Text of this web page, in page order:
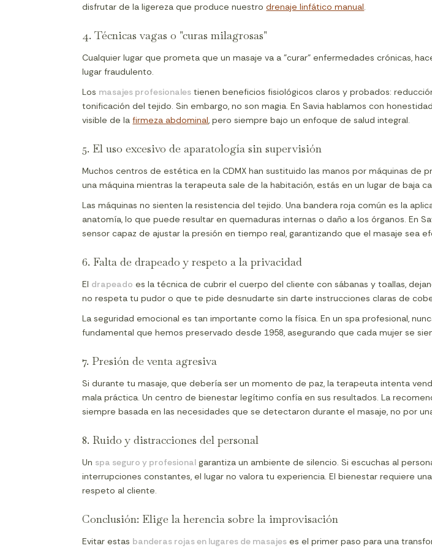
disfrutar de la ligereza que produce nuestrodrenaje linfático manual.
4. Técnicas vagas o "curas milagrosas"
Cualquier lugar que prometa que un masaje va a "curar" enfermedades crónicas,
lugar fraudulento.
Los masajes profesionales tienen beneficios fisiológicos claros y probados:
tonificación del tejido. Sin embargo, no son magia. En Savia hablamos con
visible de lafirmeza abdominal, pero siempre bajo un enfoque de salud integral.
5. El uso excesivo de aparatología sin supervisión
Muchos centros de estética en la CDMX han sustituido las manos por máquinas de
una máquina mientras la terapeuta sale de la habitación, estás en un lugar de baja
Las máquinas no sienten la resistencia del tejido. Una bandera roja común es la
anatomía, lo que puede resultar en quemaduras internas o daño a los órganos. En
sensor capaz de ajustar la presión en tiempo real, garantizando que el masaje sea
6. Falta de drapeado y respeto a la privacidad
El drapeado es la técnica de cubrir el cuerpo del cliente con sábanas y toallas,
no respeta tu pudor o que te pide desnudarte sin darte instrucciones claras de
La seguridad emocional es tan importante como la física. En un spa profesional,
fundamental que hemos preservado desde 1958, asegurando que cada mujer se
7. Presión de venta agresiva
Si durante tu masaje, que debería ser un momento de paz, la terapeuta intenta
mala práctica. Un centro de bienestar legítimo confía en sus resultados. La
siempre basada en las necesidades que se detectaron durante el masaje, no por
8. Ruido y distracciones del personal
Un spa seguro y profesional garantiza un ambiente de silencio. Si escuchas al
interrupciones constantes, el lugar no valora tu experiencia. El bienestar requiere
respeto al cliente.
Conclusión: Elige la herencia sobre la improvisación
Evitar estas banderas rojas en lugares de masajes es el primer paso para una